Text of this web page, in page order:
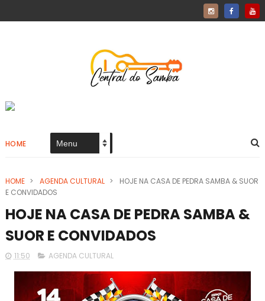
HOME
HOME > AGENDA CULTURAL >
HOJE NA CASA DE PEDRA SAMBA & SUOR
E CONVIDADOS
HOJE NA CASA DE PEDRA SAMBA &
SUOR E CONVIDADOS
11:50 AGENDA CULTURAL